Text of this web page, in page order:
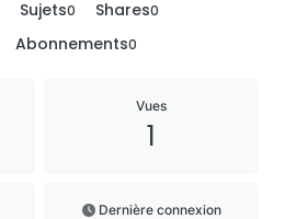
Sujets0 Shares0
Abonnements0
Vues
1
Dernière connexion